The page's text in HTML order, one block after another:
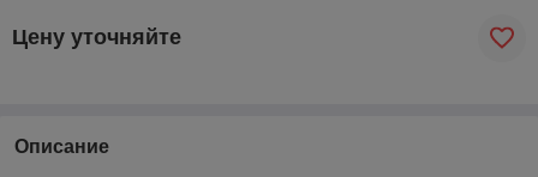
Цену уточняйте
Описание